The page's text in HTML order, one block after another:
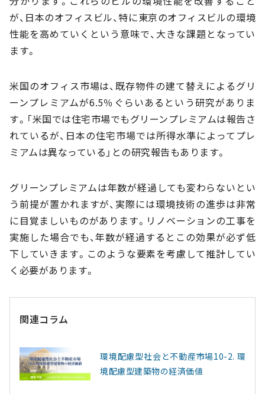
が、日本のオフィスビル、特に東京のオフィスビルの環境
性能を高めていくという意味で、大きな課題となってい
ます。
米国のオフィス市場は、既存物件の建て替えによるグリ
ーンプレミアムが6.5％ぐらいあるという研究がありま
す。「米国では住宅市場でもグリーンプレミアムは報告さ
れているが、日本の住宅市場では所得水準によってプレ
ミアムは異なっている」との研究報告もあります。
グリーンプレミアムは年数が経過しても変わらないとい
う前提が置かれますが、実際には環境技術の進歩は非常
に目覚ましいものがあります。リノベーションの工事を
実施した場合でも、年数が経過するとこの効果が必ず低
下していきます。このような要素を考慮して推計してい
く必要があります。
関連コラム
環境配慮型社会と不動産市場10-2. 環
境配慮型建築物の経済価値